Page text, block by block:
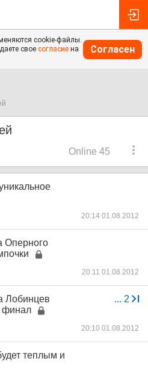
cookie-файлы.
свое согласие на
Согласен
Online 45
20:14 01.08.2012
Оперного
20:11 01.08.2012
... 2
Лобинцев
финал
20:10 01.08.2012
теплым и